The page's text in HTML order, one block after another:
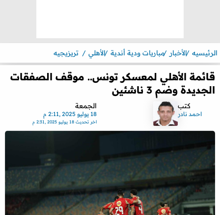
الرئيسيه الأخبار مباريات ودية أندية الأهلي تريزيجيه
قائمة الأهلي لمعسكر تونس.. موقف الصفقات
الجديدة وضم 3 ناشئين
كتب
احمد نادر
الجمعة
18 يوليو 2025 ,2:11 م
اخر تحديث18 يوليو 2025 ,2:31 م